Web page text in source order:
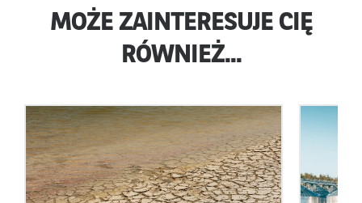
MOŻE ZAINTERESUJE CIĘ
RÓWNIEŻ...